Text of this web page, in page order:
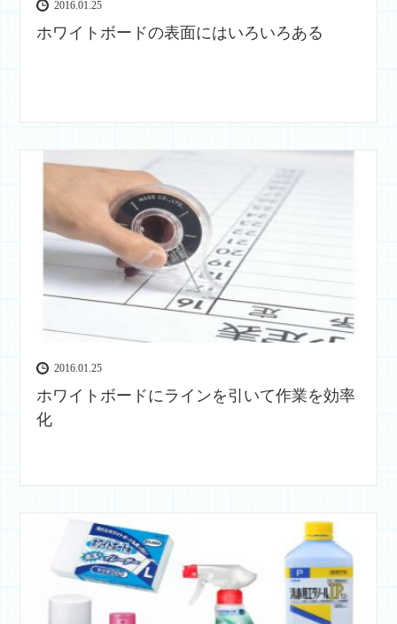
2016.01.25
ホワイトボードの表面にはいろいろある
2016.01.25
ホワイトボードにラインを引いて作業を効率
化